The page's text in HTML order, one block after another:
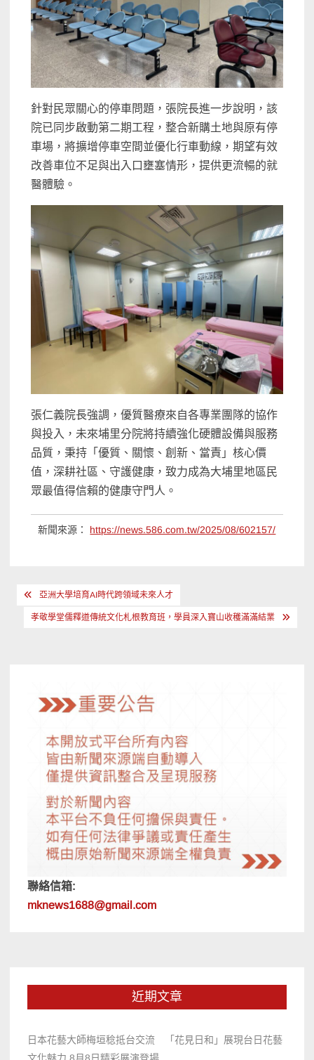
針對民眾關心的停車問題，張院長進一步說明，該
院已同步啟動第二期工程，整合新購土地與原有停
車場，將擴增停車空間並優化行車動線，期望有效
改善車位不足與出入口壅塞情形，提供更流暢的就
醫體驗。
張仁義院長強調，優質醫療來自各專業團隊的協作
與投入，未來埔里分院將持續強化硬體設備與服務
品質，秉持「優質、關懷、創新、當責」核心價
值，深耕社區、守護健康，致力成為大埔里地區民
眾最值得信賴的健康守門人。
新聞來源： https://news.586.com.tw/2025/08/602157/
文 亞洲大學培育AI時代跨領域未來人才
孝敬學堂儒釋道傳統文化札根教育班，學員深入寶山收穫滿滿結業
聯絡信箱:
mknews1688@gmail.com
近期文章
日本花藝大師梅垣稔抵台交流 「花見日和」展現台日花藝